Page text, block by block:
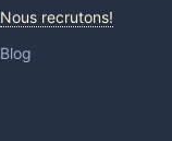
Nous recrutons!
Blog